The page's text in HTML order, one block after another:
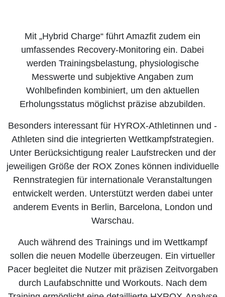
Mit „Hybrid Charge“ führt Amazfit zudem ein
umfassendes Recovery-Monitoring ein. Dabei
werden Trainingsbelastung, physiologische
Messwerte und subjektive Angaben zum
Wohlbefinden kombiniert, um den aktuellen
Erholungsstatus möglichst präzise abzubilden.
Besonders interessant für HYROX-Athletinnen und -
Athleten sind die integrierten Wettkampfstrategien.
Unter Berücksichtigung realer Laufstrecken und der
jeweiligen Größe der ROX Zones können individuelle
Rennstrategien für internationale Veranstaltungen
entwickelt werden. Unterstützt werden dabei unter
anderem Events in Berlin, Barcelona, London und
Warschau.
Auch während des Trainings und im Wettkampf
sollen die neuen Modelle überzeugen. Ein virtueller
Pacer begleitet die Nutzer mit präzisen Zeitvorgaben
durch Laufabschnitte und Workouts. Nach dem